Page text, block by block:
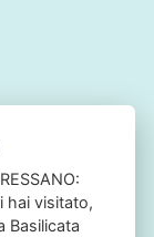
• NO
SITO
hai visitato,
Basilicata